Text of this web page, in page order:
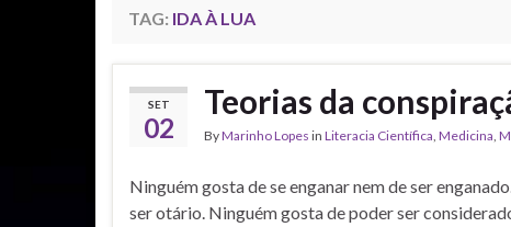
TAG: IDA À LUA
SET
02
Teorias da
ByMarinho Lopes in Literacia Científica, Medicina,
Ninguém gosta de se enganar nem de ser
ser otário. Ninguém gosta de poder ser